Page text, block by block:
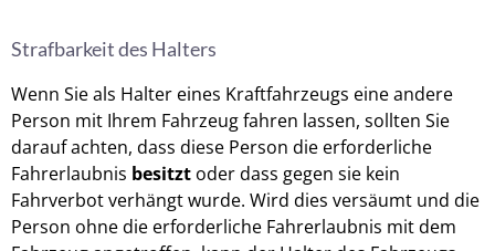
Strafbarkeit des Halters
Wenn Sie als Halter eines Kraftfahrzeugs eine andere
Person mit Ihrem Fahrzeug fahren lassen, sollten Sie
darauf achten, dass diese Person die erforderliche
Fahrerlaubnis besitzt oder dass gegen sie kein
Fahrverbot verhängt wurde. Wird dies versäumt und die
Person ohne die erforderliche Fahrerlaubnis mit dem